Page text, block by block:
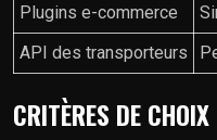
Plugins e-commerce
API des transporteurs
CRITÈRES DE CHOIX